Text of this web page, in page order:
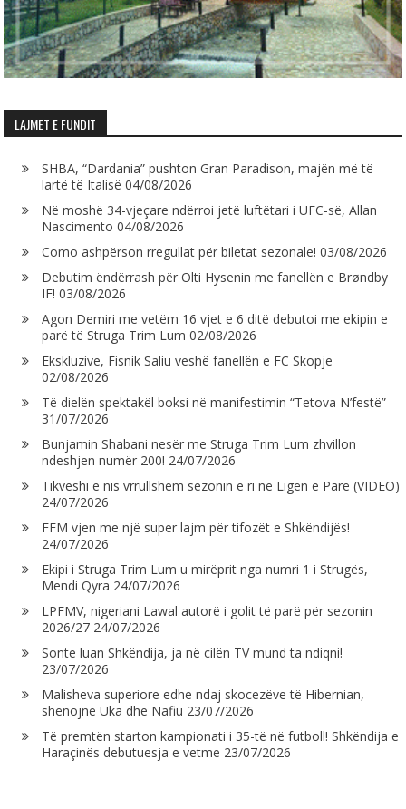
LAJMET E FUNDIT
SHBA, “Dardania” pushton Gran Paradison, majën më të
lartë të Italisë 04/08/2026
Në moshë 34-vjeçare ndërroi jetë luftëtari i UFC-së, Allan
Nascimento 04/08/2026
Como ashpërson rregullat për biletat sezonale! 03/08/2026
Debutim ëndërrash për Olti Hysenin me fanellën e Brøndby
IF! 03/08/2026
Agon Demiri me vetëm 16 vjet e 6 ditë debutoi me ekipin e
parë të Struga Trim Lum 02/08/2026
Ekskluzive, Fisnik Saliu veshë fanellën e FC Skopje
02/08/2026
Të dielën spektakël boksi në manifestimin “Tetova N’festë”
31/07/2026
Bunjamin Shabani nesër me Struga Trim Lum zhvillon
ndeshjen numër 200! 24/07/2026
Tikveshi e nis vrrullshëm sezonin e ri në Ligën e Parë (VIDEO)
24/07/2026
FFM vjen me një super lajm për tifozët e Shkëndijës!
24/07/2026
Ekipi i Struga Trim Lum u mirëprit nga numri 1 i Strugës,
Mendi Qyra 24/07/2026
LPFMV, nigeriani Lawal autorë i golit të parë për sezonin
2026/27 24/07/2026
Sonte luan Shkëndija, ja në cilën TV mund ta ndiqni!
23/07/2026
Malisheva superiore edhe ndaj skocezëve të Hibernian,
shënojnë Uka dhe Nafiu 23/07/2026
Të premtën starton kampionati i 35-të në futboll! Shkëndija e
Haraçinës debutuesja e vetme 23/07/2026